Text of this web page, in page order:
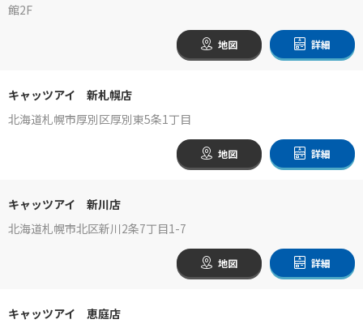
館2F
地図 詳細
キャッツアイ 新札幌店
北海道札幌市厚別区厚別東5条1丁目
地図 詳細
キャッツアイ 新川店
北海道札幌市北区新川2条7丁目1-7
地図 詳細
キャッツアイ 恵庭店